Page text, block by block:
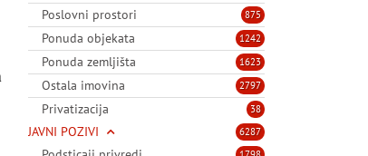
875
Poslovni prostori
1242
Ponuda objekata
1623
Ponuda zemljišta
2797
Ostala imovina
38
Privatizacija
6287
JAVNI POZIVI